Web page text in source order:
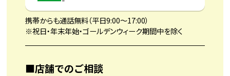
携帯からも通話無料（平日9:00〜17:00）
※祝日・年末年始・ゴールデンウィーク期間中を除く
■店舗でのご相談